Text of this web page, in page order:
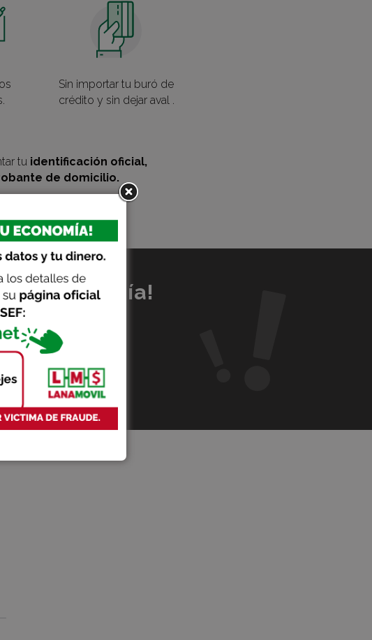
Sin importar tu buró de
crédito y sin dejar aval .
tu identificación oficial,
de domicilio.
tu economía!
conoce cómo
tu préstamo